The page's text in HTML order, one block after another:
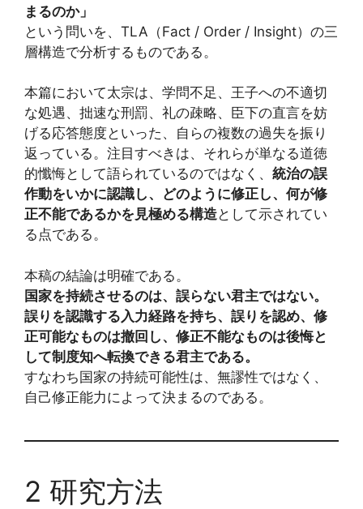
まるのか」
という問いを、TLA（Fact / Order / Insight）の三
層構造で分析するものである。
本篇において太宗は、学問不足、王子への不適切
な処遇、拙速な刑罰、礼の疎略、臣下の直言を妨
げる応答態度といった、自らの複数の過失を振り
返っている。注目すべきは、それらが単なる道徳
的懺悔として語られているのではなく、 統治の誤
作動をいかに認識し、どのように修正し、何が修
正不能であるかを見極める構造として示されてい
る点である。
本稿の結論は明確である。
国家を持続させるのは、誤らない君主ではない。
誤りを認識する入力経路を持ち、誤りを認め、修
正可能なものは撤回し、修正不能なものは後悔と
して制度知へ転換できる君主である。
すなわち国家の持続可能性は、無謬性ではなく、
自己修正能力によって決まるのである。
2 研究方法